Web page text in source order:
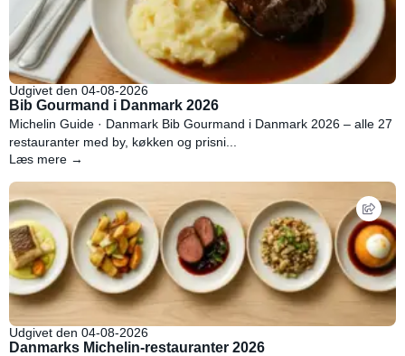
Udgivet den 04-08-2026
Bib Gourmand i Danmark 2026
Michelin Guide · Danmark Bib Gourmand i Danmark 2026 – alle 27
restauranter med by, køkken og prisni...
Læs mere →
Udgivet den 04-08-2026
Danmarks Michelin-restauranter 2026